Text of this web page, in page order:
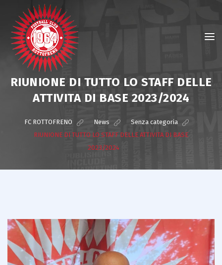
RIUNIONE DI TUTTO LO STAFF DELLE
ATTIVITA DI BASE 2023/2024
FC ROTTOFRENO News Senza categoria
RIUNIONE DI TUTTO LO STAFF DELLE ATTIVITA DI BASE
2023/2024